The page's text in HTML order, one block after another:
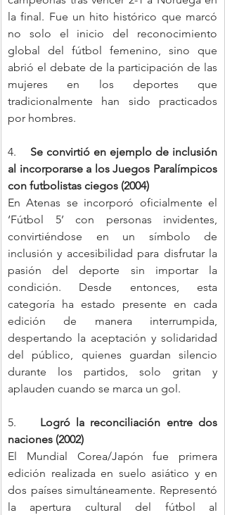
la final. Fue un hito histórico que marcó
no solo el inicio del reconocimiento
global del fútbol femenino, sino que
abrió el debate de la participación de las
mujeres en los deportes que
tradicionalmente han sido practicados
por hombres.
4. Se convirtió en ejemplo de inclusión
al incorporarse a los Juegos Paralímpicos
con futbolistas ciegos (2004)
En Atenas se incorporó oficialmente el
‘Fútbol 5’ con personas invidentes,
convirtiéndose en un símbolo de
inclusión y accesibilidad para disfrutar la
pasión del deporte sin importar la
condición. Desde entonces, esta
categoría ha estado presente en cada
edición de manera interrumpida,
despertando la aceptación y solidaridad
del público, quienes guardan silencio
durante los partidos, solo gritan y
aplauden cuando se marca un gol.
5. Logró la reconciliación entre dos
naciones (2002)
El Mundial Corea/Japón fue primera
edición realizada en suelo asiático y en
dos países simultáneamente. Representó
la apertura cultural del fútbol al